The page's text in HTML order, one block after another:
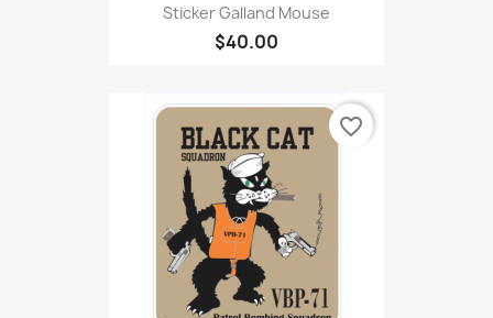
Sticker Galland Mouse
$40.00
favorite_border